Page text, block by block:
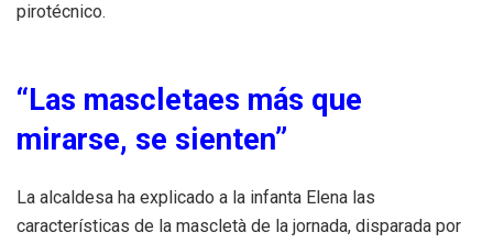
pirotécnico.
“Las mascletaes más que
mirarse, se sienten”
La alcaldesa ha explicado a la infanta Elena las
características de la mascletà de la jornada, disparada por